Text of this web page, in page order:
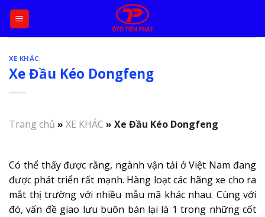
Skip
content
XE KHÁC
Xe Đầu Kéo Dongfeng
Trang chủ » XE KHÁC » Xe Đầu Kéo Dongfeng
Có thể thấy được rằng, ngành vận tải ở Việt Nam đang
được phát triển rất mạnh. Hàng loạt các hãng xe cho ra
mắt thị trường với nhiều mẫu mã khác nhau. Cùng với
đó, vấn đề giao lưu buôn bán lại là 1 trong những cốt